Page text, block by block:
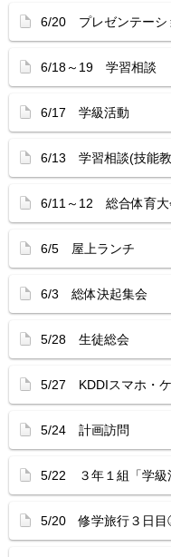
6/20 プレゼンテーシ
6/18～19 学習相談
6/17 学級活動
6/13 学習相談(技能教
6/11～12 総合体育
6/5 屋上ランチ
6/3 総体決起集会
5/28 生徒総会
5/27 KDDIスマホ・
5/24 計画訪問
5/22 ３年１組「学級
5/20 修学旅行３日目